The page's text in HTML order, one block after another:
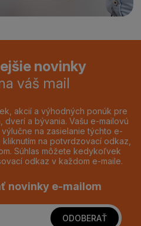
novinky
váš mail
akcií a výhodných ponúk pre
a bývania. Vašu e-mailovú
na zasielanie týchto e-
na potvrdzovací odkaz,
Súhlas môžete kedykoľvek
odkaz v každom e-maile.
novinky e-mailom
ODOBERAŤ